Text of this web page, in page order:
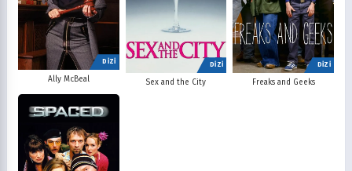
DİZİ
Ally McBeal
DİZİ
Sex and the City
DİZİ
Freaks and Geeks